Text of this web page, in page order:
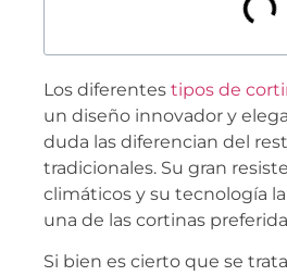
Los diferentes tipos de
un diseño innovador y
duda las diferencian del
tradicionales. Su gran
climáticos y su tecnología
una de las cortinas
Si bien es cierto que se